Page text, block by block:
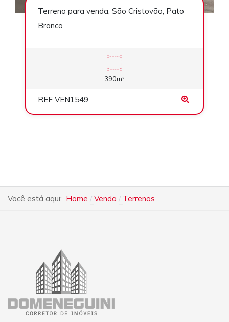
Terreno para venda, São Cristovão, Pato
Branco
390m²
REF VEN1549
Você está aqui: Home Venda Terrenos